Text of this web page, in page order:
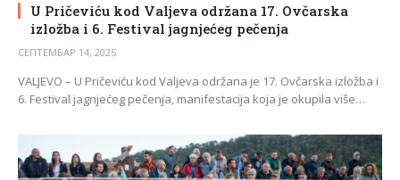
U Pričeviću kod Valjeva održana 17. Ovčarska
izložba i 6. Festival jagnjećeg pečenja
СЕПТЕМБАР 14, 2025
VALJEVO – U Pričeviću kod Valjeva održana je 17. Ovčarska izložba i
6. Festival jagnjećeg pečenja, manifestacija koja je okupila više…